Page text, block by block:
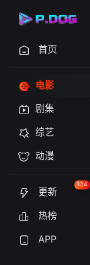
首页
电影
剧集
综艺
动漫
更新
124
热榜
APP